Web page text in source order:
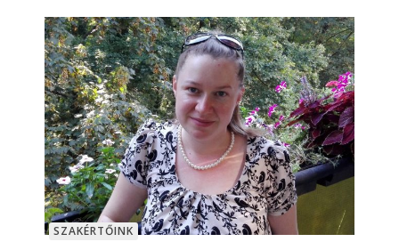
SZAKÉRTŐINK